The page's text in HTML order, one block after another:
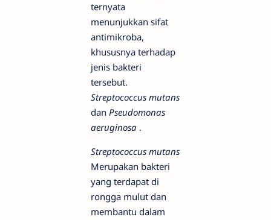
ternyata
menunjukkan sifat
antimikroba,
khususnya terhadap
jenis bakteri
tersebut.
Streptococcus mutans
dan Pseudomonas
aeruginosa .
Streptococcus mutans
Merupakan bakteri
yang terdapat di
rongga mulut dan
membantu dalam